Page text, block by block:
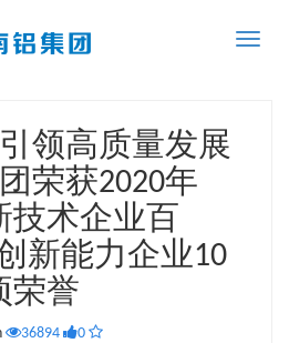
Toggle
领高质量发展
荣获2020年
技术企业百
新能力企业10
荣誉
36894 0